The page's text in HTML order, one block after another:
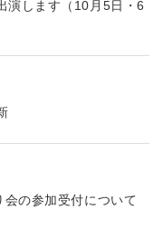
演します（10月5日・6
会の参加受付について